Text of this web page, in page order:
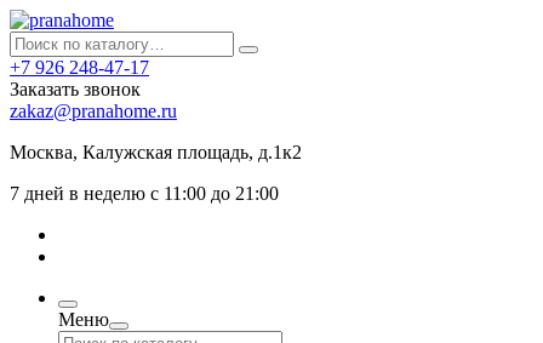
+7 926 248-47-17
Заказать звонок
zakaz@pranahome.ru
Москва, Калужская площадь, д.1к2
7 дней в неделю с 11:00 до 21:00
Меню